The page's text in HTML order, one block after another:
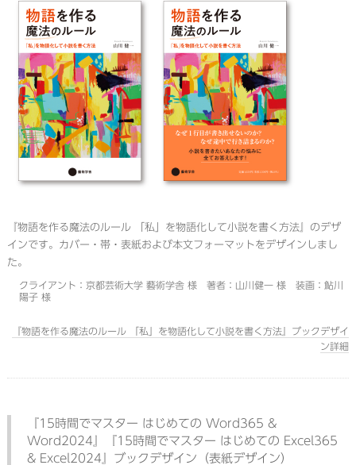
『物語を作る魔法のルール 「私」を物語化して小説を書く方法』のデザ
インです。カバー・帯・表紙および本文フォーマットをデザインしまし
た。
クライアント：京都芸術大学 藝術学舎 様 著者：山川健一 様 装画：鮎川
陽子 様
『物語を作る魔法のルール 「私」を物語化して小説を書く方法』ブックデザイ
ン詳細
『15時間でマスター はじめての Word365 &
Word2024』『15時間でマスター はじめての Excel365
& Excel2024』ブックデザイン（表紙デザイン）